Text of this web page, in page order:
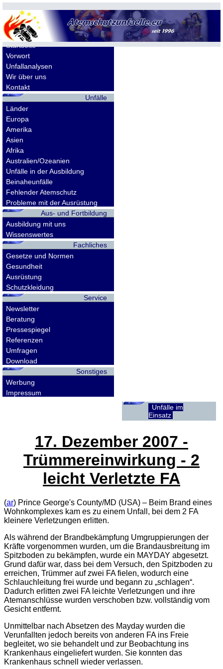
Allgemeines
Startseite
Vorwort
Unfallanalysen
Wir über uns
Kontakt
Unfälle
Länder
Europa
Amerika
Asien
Afrika
Australien/Ozeanien
Unfälle in der Ausbildung
Beinaheunfälle
Fehlender Atemschutz
Probleme mit der Ausrüstung
Aus- und Fortbildung
Ausbildung mit uns
Wissenswertes
Fachliches
Gesetze und Normen
Gesundheit
Ausrüstung
Schutzkleidung
Service
Newsletter
Beratung
Pressespiegel
Referenzen
Umfragen
Download
Sonstiges
Werbung
Impressum
Unfälle im
Einsatz
17. Dezember 2007 -
Trümmereinwirkung - 2
leicht Verletzte FA
(ar) Prince George's County/MD (USA) – Beim Brand eines
Wohnkomplexes kam es zu einem Unfall, bei dem 2 FA
kleinere Verletzungen erlitten.
Als während der Brandbekämpfung Umgruppierungen der
Kräfte vorgenommen wurden, um die Brandausbreitung im
Spitzboden zu bekämpfen, wurde ein MAYDAY abgesetzt.
Grund dafür war, dass bei dem Versuch, den Spitzboden zu
erreichen, Trümmer auf zwei FA fielen, wodurch eine
Schlauchleitung frei wurde und begann zu „schlagen“.
Dadurch erlitten zwei FA leichte Verletzungen und ihre
Atemanschlüsse wurden verschoben bzw. vollständig vom
Gesicht entfernt.
Unmittelbar nach Absetzen des Mayday wurden die
Verunfallten jedoch bereits von anderen FA ins Freie
begleitet, wo sie behandelt und zur Beobachtung ins
Krankenhaus eingeliefert wurden. Sie konnten das
Krankenhaus schnell wieder verlassen.